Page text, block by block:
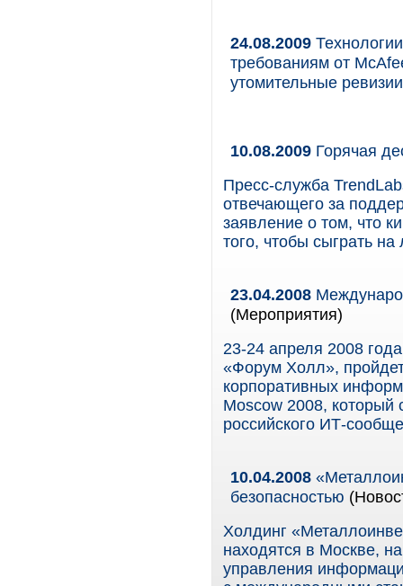
24.08.2009
требованиям от
утомительные ревизии
10.08.2009 Горячая
Пресс-служба
отвечающего за
заявление о том, что
того, чтобы сыграть
23.04.2008
(Мероприятия)
23-24 апреля 2008
«Форум Холл»,
корпоративных
Moscow 2008, который
российского ИТ-
10.04.2008
безопасностью
Холдинг
находятся в Москве,
управления